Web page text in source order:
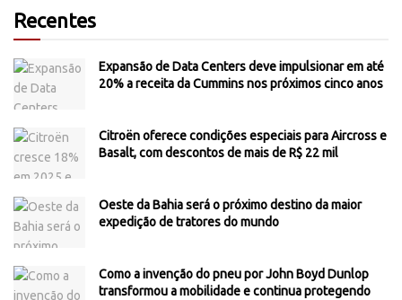
Recentes
Expansão de Data Centers deve impulsionar em até
20% a receita da Cummins nos próximos cinco anos
Citroën oferece condições especiais para Aircross e
Basalt, com descontos de mais de R$ 22 mil
Oeste da Bahia será o próximo destino da maior
expedição de tratores do mundo
Como a invenção do pneu por John Boyd Dunlop
transformou a mobilidade e continua protegendo